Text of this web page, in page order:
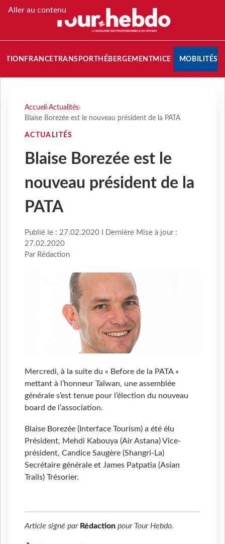
Aller au contenu
FRANCETRANSPORT HÉBERGEMENTMICE MOBILITÉS
Accueil ›Actualités›
Blaise Borezée est le nouveau président de la PATA
ACTUALITÉS
Blaise Borezée est le
nouveau président de la
PATA
Publié le : 27.02.2020 I Dernière Mise à jour :
27.02.2020
Par Rédaction
Mercredi, à la suite du « Before de la PATA »
mettant à l’honneur Taïwan, une assemblée
générale s’est tenue pour l’élection du nouveau
board de l’association.
Blaise Borezée (Interface Tourism) a été élu
Président, Mehdi Kabouya (Air Astana) Vice-
président, Candice Saugère (Shangri-La)
Secrétaire générale et James Patpatia (Asian
Trails) Trésorier.
Article signé par Rédaction pour Tour Hebdo.